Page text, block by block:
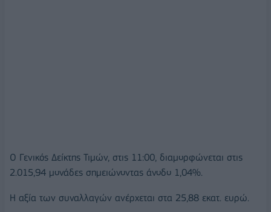
O Γενικός Δείκτης Τιμών, στις 11:00, διαμορφώνεται στις
2.015,94 μονάδες σημειώνοντας άνοδο 1,04%.
Η αξία των συναλλαγών ανέρχεται στα 25,88 εκατ. ευρώ.